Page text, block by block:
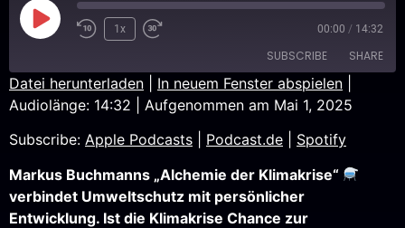
1x 00:00 / 14:32
SUBSCRIBE SHARE
Apple Podcasts Podcast.de
Spotify
RSS FEED
SHARE
LINK
EMBED
Datei herunterladen In neuem Fenster abspielen
Audiolänge: 14:32
Aufgenommen am Mai 1, 2025
Subscribe: Apple Podcasts Podcast.de
Spotify
Markus Buchmanns „Alchemie der Klimakrise“
verbindet Umweltschutz mit persönlicher
Entwicklung. Ist die Klimakrise Chance zur